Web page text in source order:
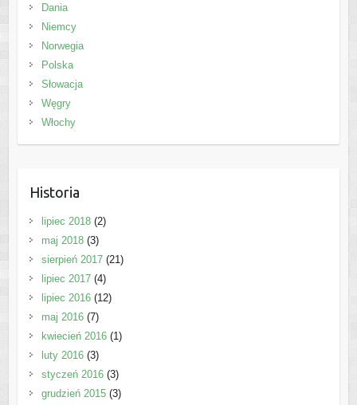
Dania
Niemcy
Norwegia
Polska
Słowacja
Węgry
Włochy
Historia
lipiec 2018(2)
maj 2018(3)
sierpień 2017(21)
lipiec 2017(4)
lipiec 2016(12)
maj 2016(7)
kwiecień 2016(1)
luty 2016(3)
styczeń 2016(3)
grudzień 2015(3)